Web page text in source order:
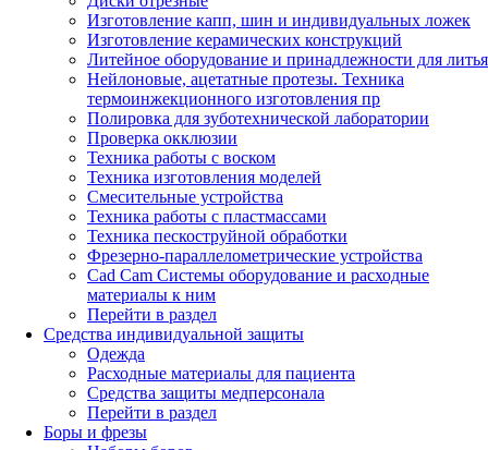
Изготовление капп, шин и индивидуальных ложек
Изготовление керамических конструкций
Литейное оборудование и принадлежности для литья
Нейлоновые, ацетатные протезы. Техника
термоинжекционного изготовления пр
Полировка для зуботехнической лаборатории
Проверка окклюзии
Техника работы с воском
Техника изготовления моделей
Смесительные устройства
Техника работы с пластмассами
Техника пескоструйной обработки
Фрезерно-параллелометрические устройства
Cad Cam Системы оборудование и расходные
материалы к ним
Перейти в раздел
Средства индивидуальной защиты
Одежда
Расходные материалы для пациента
Средства защиты медперсонала
Перейти в раздел
Боры и фрезы